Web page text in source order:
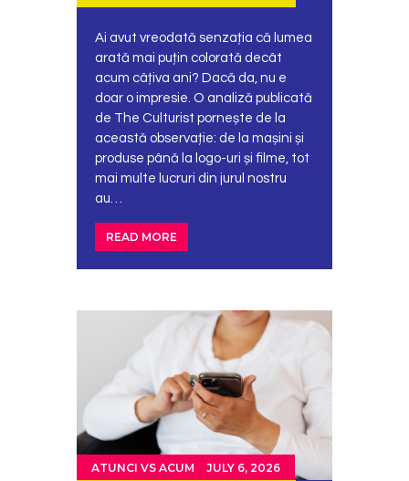
Ai avut vreodată senzația că lumea
arată mai puțin colorată decât
acum câțiva ani? Dacă da, nu e
doar o impresie. O analiză publicată
de The Culturist pornește de la
această observație: de la mașini și
produse până la logo-uri și filme, tot
mai multe lucruri din jurul nostru
au…
READ MORE
ATUNCI VS ACUM JULY 6, 2026